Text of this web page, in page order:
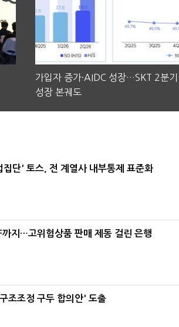
가입자 증가·AIDC 성장…SKT 2분기
성장 본궤도
집단' 토스, 전 계열사 내부통제 표준화
까지…고위험상품 판매 제동 걸린 은행
조조정 구두 합의안' 도출